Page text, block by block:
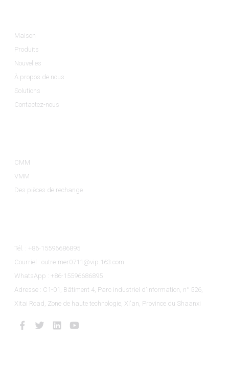
Maison
Produits
Nouvelles
À propos de nous
Solutions
Contactez-nous
CMM
VMM
Des pièces de rechange
Tél. : +86-15596686895
Courriel : outre-mer0711@vip.163.com
WhatsApp : +86-15596686895
Adresse : C1-01, Bâtiment 4, Parc industriel d'information, n° 526,
Xitai Road, Zone de haute technologie, Xi'an, Province du Shaanxi